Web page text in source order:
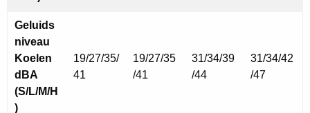
Geluids
niveau
Koelen
dBA
(S/L/M/H
)
19/27/35/
41
19/27/35
/41
31/34/39
/44
31/34/42
/47